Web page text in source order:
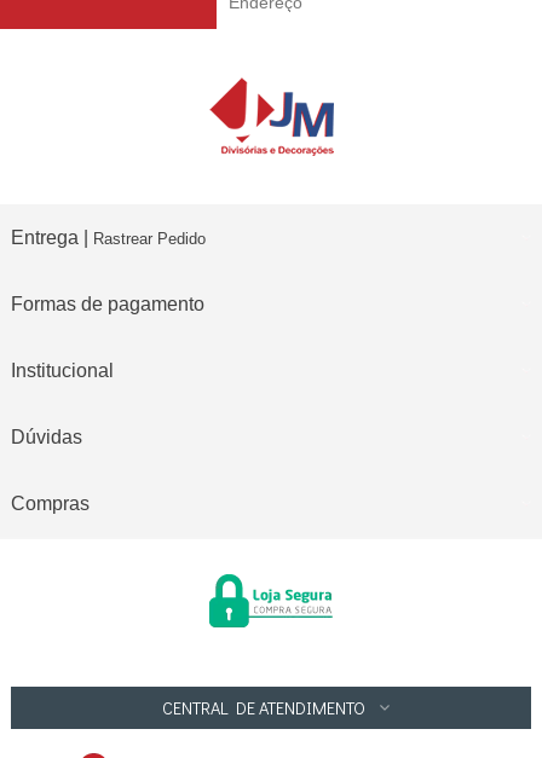
Entrega | Rastrear Pedido
Formas de pagamento
Institucional
Dúvidas
Compras
CENTRAL DE ATENDIMENTO